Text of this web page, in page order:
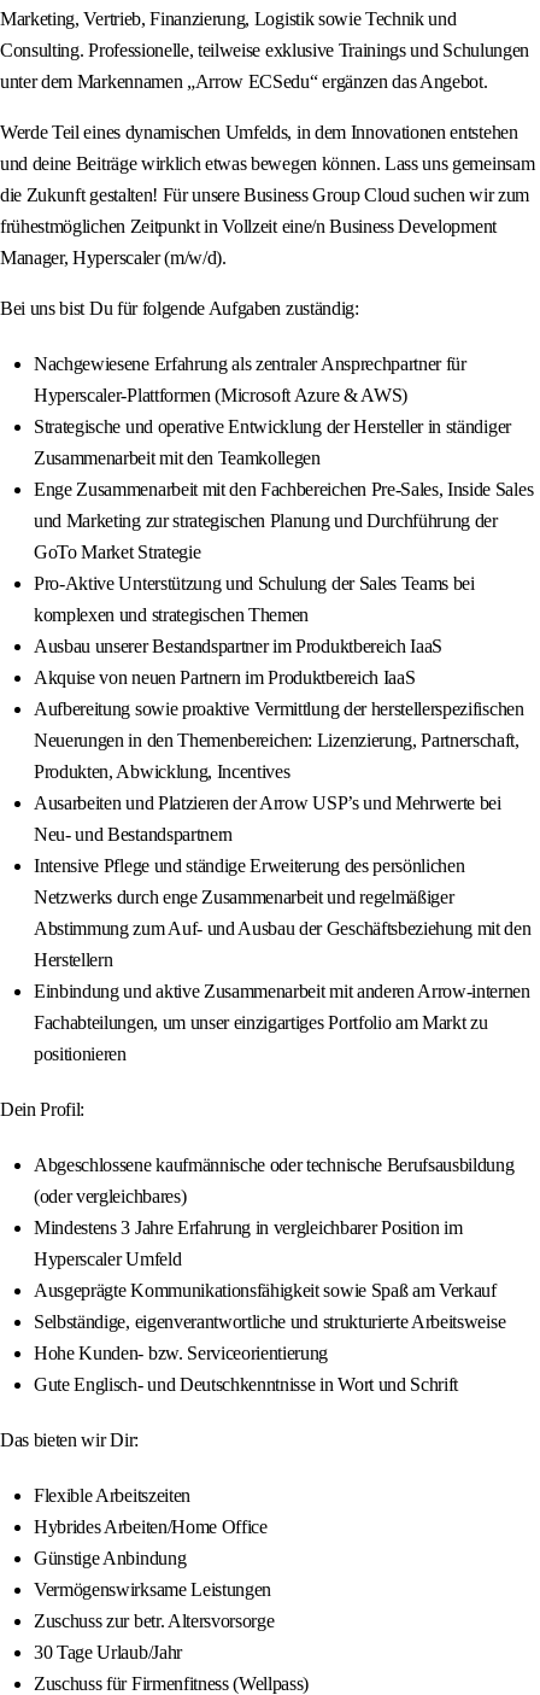
Marketing, Vertrieb, Finanzierung, Logistik sowie Technik und
Consulting. Professionelle, teilweise exklusive Trainings und Schulungen
unter dem Markennamen „Arrow ECSedu“ ergänzen das Angebot.
Werde Teil eines dynamischen Umfelds, in dem Innovationen entstehen
und deine Beiträge wirklich etwas bewegen können. Lass uns gemeinsam
die Zukunft gestalten! Für unsere Business Group Cloud suchen wir zum
frühestmöglichen Zeitpunkt in Vollzeit eine/n Business Development
Manager, Hyperscaler (m/w/d).
Bei uns bist Du für folgende Aufgaben zuständig:
Nachgewiesene Erfahrung als zentraler Ansprechpartner für
Hyperscaler-Plattformen (Microsoft Azure & AWS)
Strategische und operative Entwicklung der Hersteller in ständiger
Zusammenarbeit mit den Teamkollegen
Enge Zusammenarbeit mit den Fachbereichen Pre-Sales, Inside Sales
und Marketing zur strategischen Planung und Durchführung der
GoTo Market Strategie
Pro-Aktive Unterstützung und Schulung der Sales Teams bei
komplexen und strategischen Themen
Ausbau unserer Bestandspartner im Produktbereich IaaS
Akquise von neuen Partnern im Produktbereich IaaS
Aufbereitung sowie proaktive Vermittlung der herstellerspezifischen
Neuerungen in den Themenbereichen: Lizenzierung, Partnerschaft,
Produkten, Abwicklung, Incentives
Ausarbeiten und Platzieren der Arrow USP’s und Mehrwerte bei
Neu- und Bestandspartnern
Intensive Pflege und ständige Erweiterung des persönlichen
Netzwerks durch enge Zusammenarbeit und regelmäßiger
Abstimmung zum Auf- und Ausbau der Geschäftsbeziehung mit den
Herstellern
Einbindung und aktive Zusammenarbeit mit anderen Arrow-internen
Fachabteilungen, um unser einzigartiges Portfolio am Markt zu
positionieren
Dein Profil:
Abgeschlossene kaufmännische oder technische Berufsausbildung
(oder vergleichbares)
Mindestens 3 Jahre Erfahrung in vergleichbarer Position im
Hyperscaler Umfeld
Ausgeprägte Kommunikationsfähigkeit sowie Spaß am Verkauf
Selbständige, eigenverantwortliche und strukturierte Arbeitsweise
Hohe Kunden- bzw. Serviceorientierung
Gute Englisch- und Deutschkenntnisse in Wort und Schrift
Das bieten wir Dir:
Flexible Arbeitszeiten
Hybrides Arbeiten/Home Office
Günstige Anbindung
Vermögenswirksame Leistungen
Zuschuss zur betr. Altersvorsorge
30 Tage Urlaub/Jahr
Zuschuss für Firmenfitness (Wellpass)